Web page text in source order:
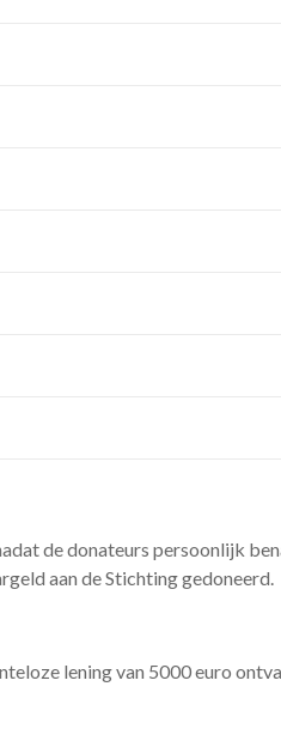
de donateurs persoonlijk
aan de Stichting gedoneerd.
lening van 5000 euro